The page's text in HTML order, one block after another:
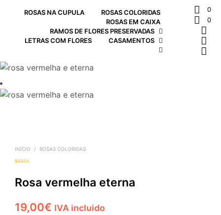
ROSAS NA CUPULA
ROSAS COLORIDAS
ROSAS EM CAIXA
RAMOS DE FLORES PRESERVADAS
LETRAS COM FLORES
CASAMENTOS
0
0
INÍCIO / ROSAS COLORIDAS
5 com base
em
classificação
Rosa vermelha eterna
19,00€ IVA incluido